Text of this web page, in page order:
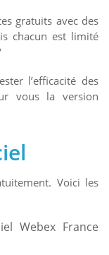
gratuits avec des
chacun est limité
l’efficacité des
vous la version
Voici les
Webex France